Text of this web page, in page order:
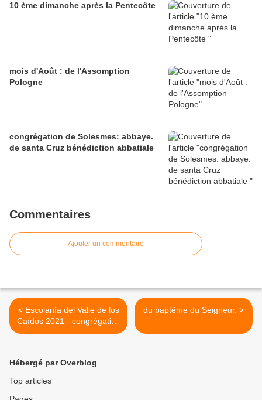
10 ème dimanche après la Pentecôte
mois d'Août : de l'Assomption
Pologne
congrégation de Solesmes: abbaye.
de santa Cruz bénédiction abbatiale
Commentaires
Ajouter un commentaire
< Escolanía del Valle de los
Caídos 2021 - congrégation
de Solesmes.
du baptême du Seigneur. >
Hébergé par Overblog
Top articles